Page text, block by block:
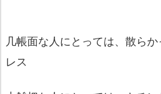
几帳面な人にとっては、散ら
レス